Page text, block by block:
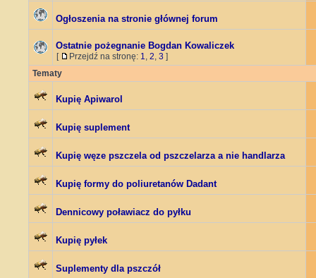
Ogłoszenia na stronie głównej forum
Ostatnie pożegnanie Bogdan Kowaliczek
[ Przejdź na stronę: 1, 2, 3 ]
Tematy
Kupię Apiwarol
Kupię suplement
Kupię węze pszczela od pszczelarza a nie handlarza
Kupię formy do poliuretanów Dadant
Dennicowy poławiacz do pyłku
Kupię pyłek
Suplementy dla pszczół